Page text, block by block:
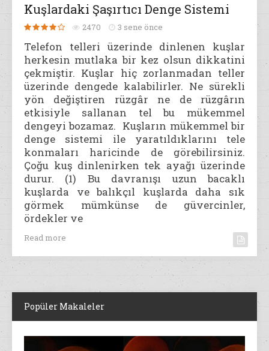
Kuşlardaki Şaşırtıcı Denge Sistemi
2470 3 sene önce
Telefon telleri üzerinde dinlenen kuşlar
herkesin mutlaka bir kez olsun dikkatini
çekmiştir. Kuşlar hiç zorlanmadan teller
üzerinde dengede kalabilirler. Ne sürekli
yön değiştiren rüzgâr ne de rüzgârın
etkisiyle sallanan tel bu mükemmel
dengeyi bozamaz. Kuşların mükemmel bir
denge sistemi ile yaratıldıklarını tele
konmaları haricinde de görebilirsiniz.
Çoğu kuş dinlenirken tek ayağı üzerinde
durur. (1) Bu davranışı uzun bacaklı
kuşlarda ve balıkçıl kuşlarda daha sık
görmek mümkünse de güvercinler,
ördekler ve
Read more
Popüler Makaleler